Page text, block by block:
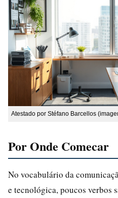
Atestado por Stéfano Barcellos
Por Onde Comecar
No vocabulário da
e tecnológica, poucos verbos